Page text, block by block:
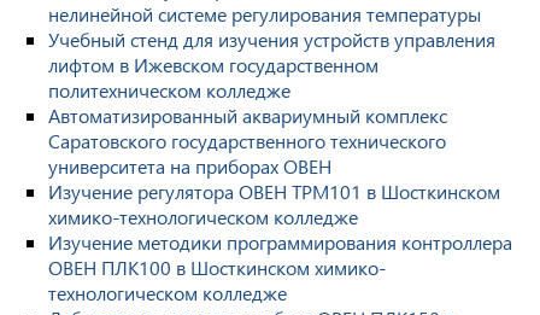
нелинейной системе регулирования температуры
Учебный стенд для изучения устройств управления
лифтом в Ижевском государственном
политехническом колледже
Автоматизированный аквариумный комплекс
Саратовского государственного технического
университета на приборах ОВЕН
Изучение регулятора ОВЕН ТРМ101 в Шосткинском
химико-технологическом колледже
Изучение методики программирования контроллера
ОВЕН ПЛК100 в Шосткинском химико-
технологическом колледже